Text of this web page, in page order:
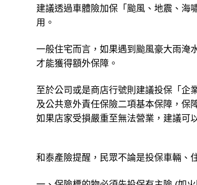
建議透過車體險加保「颱風、地震、海
用。
一般住宅而言，如果遇到颱風豪大雨淹
才能獲得額外保障。
至於公司或是商店行號則建議投保「企
及公共意外責任保險二項基本保障，保
如果店家受損嚴重至無法營業，建議可
和泰產險提醒，民眾不論是投保車輛、